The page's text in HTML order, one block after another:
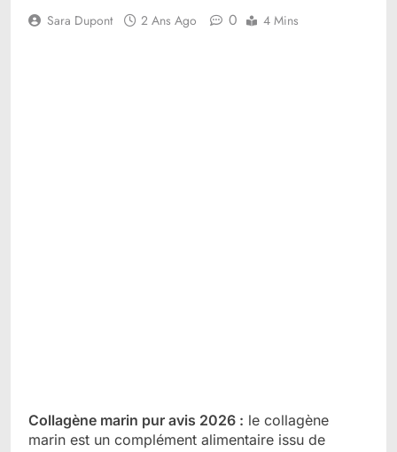
Sara Dupont 2 Ans Ago 0 4 Mins
Collagène marin pur avis 2026 : le collagène
marin est un complément alimentaire issu de